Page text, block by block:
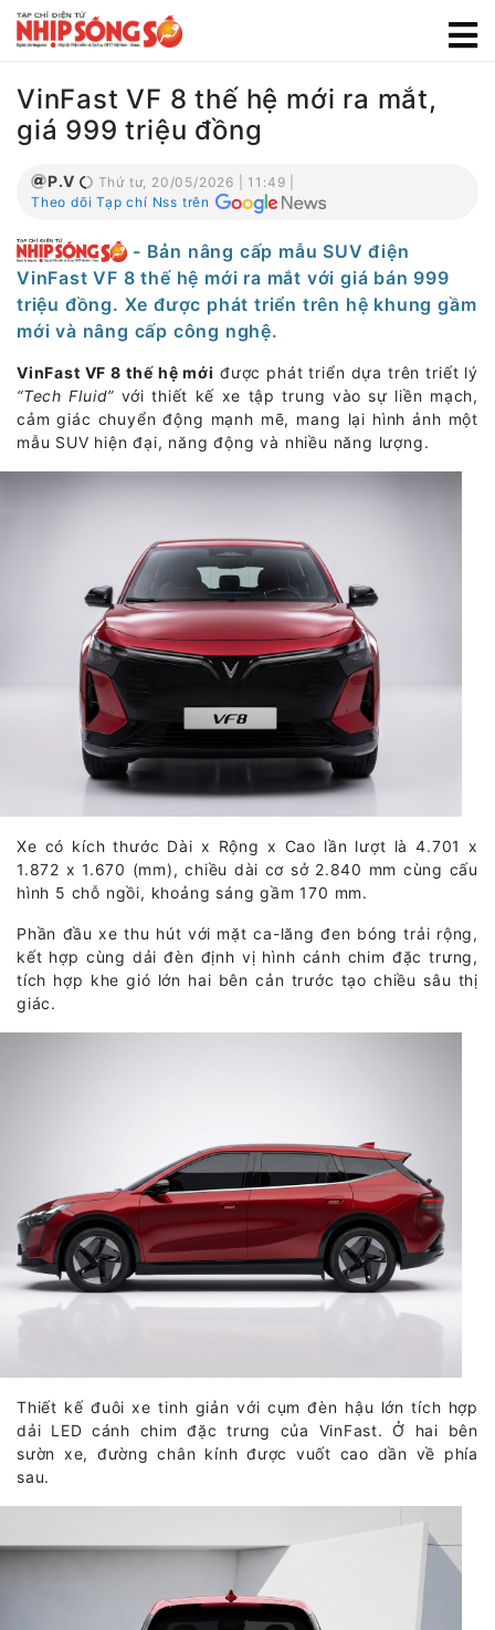
VinFast VF 8 thế hệ mới ra mắt,
giá 999 triệu đồng
P.V
Thứ tư, 20/05/2026 | 11:49 |
Theo dõi Tạp chí Nss trên
- Bản nâng cấp mẫu SUV điện
VinFast VF 8 thế hệ mới ra mắt với giá bán 999
triệu đồng. Xe được phát triển trên hệ khung gầm
mới và nâng cấp công nghệ.
VinFast VF 8 thế hệ mới được phát triển dựa trên triết lý
“Tech Fluid” với thiết kế xe tập trung vào sự liền mạch,
cảm giác chuyển động mạnh mẽ, mang lại hình ảnh một
mẫu SUV hiện đại, năng động và nhiều năng lượng.
Xe có kích thước Dài x Rộng x Cao lần lượt là 4.701 x
1.872 x 1.670 (mm), chiều dài cơ sở 2.840 mm cùng cấu
hình 5 chỗ ngồi, khoảng sáng gầm 170 mm.
Phần đầu xe thu hút với mặt ca-lăng đen bóng trải rộng,
kết hợp cùng dải đèn định vị hình cánh chim đặc trưng,
tích hợp khe gió lớn hai bên cản trước tạo chiều sâu thị
giác.
Thiết kế đuôi xe tinh giản với cụm đèn hậu lớn tích hợp
dải LED cánh chim đặc trưng của VinFast. Ở hai bên
sườn xe, đường chân kính được vuốt cao dần về phía
sau.